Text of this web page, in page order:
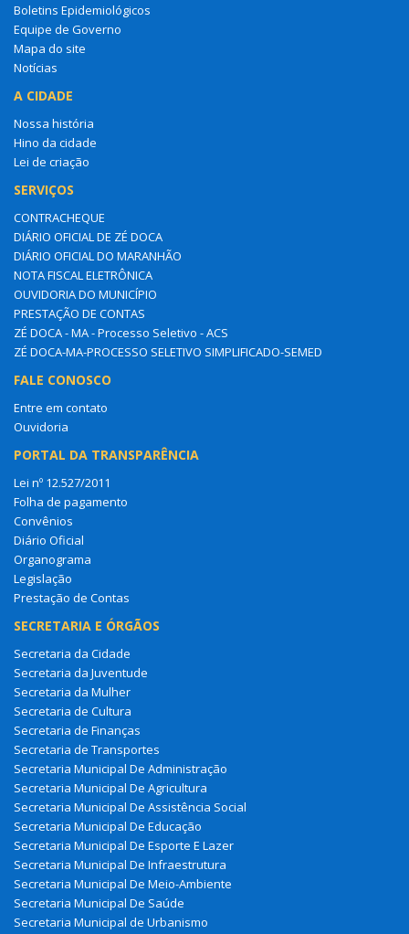
Boletins Epidemiológicos
Equipe de Governo
Mapa do site
Notícias
A CIDADE
Nossa história
Hino da cidade
Lei de criação
SERVIÇOS
CONTRACHEQUE
DIÁRIO OFICIAL DE ZÉ DOCA
DIÁRIO OFICIAL DO MARANHÃO
NOTA FISCAL ELETRÔNICA
OUVIDORIA DO MUNICÍPIO
PRESTAÇÃO DE CONTAS
ZÉ DOCA - MA - Processo Seletivo - ACS
ZÉ DOCA-MA-PROCESSO SELETIVO SIMPLIFICADO-SEMED
FALE CONOSCO
Entre em contato
Ouvidoria
PORTAL DA TRANSPARÊNCIA
Lei nº 12.527/2011
Folha de pagamento
Convênios
Diário Oficial
Organograma
Legislação
Prestação de Contas
SECRETARIA E ÓRGÃOS
Secretaria da Cidade
Secretaria da Juventude
Secretaria da Mulher
Secretaria de Cultura
Secretaria de Finanças
Secretaria de Transportes
Secretaria Municipal De Administração
Secretaria Municipal De Agricultura
Secretaria Municipal De Assistência Social
Secretaria Municipal De Educação
Secretaria Municipal De Esporte E Lazer
Secretaria Municipal De Infraestrutura
Secretaria Municipal De Meio-Ambiente
Secretaria Municipal De Saúde
Secretaria Municipal de Urbanismo